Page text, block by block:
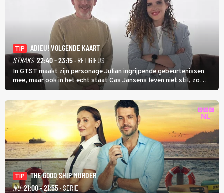
TIP
ADIEU! VOLGENDE KAART
STRAKS 22:40 - 23:15· RELIGIEUS
In GTST maakt zijn personage Julian ingrijpende gebeurtenissen
mee, maar ook in het echt staat Cas Jansens leven niet stil, zo
vertelt hij in Adieu! Volgende Kaart.
TIP
THE GOOD SHIP MURDER
NU 21:00 - 21:55· SERIE